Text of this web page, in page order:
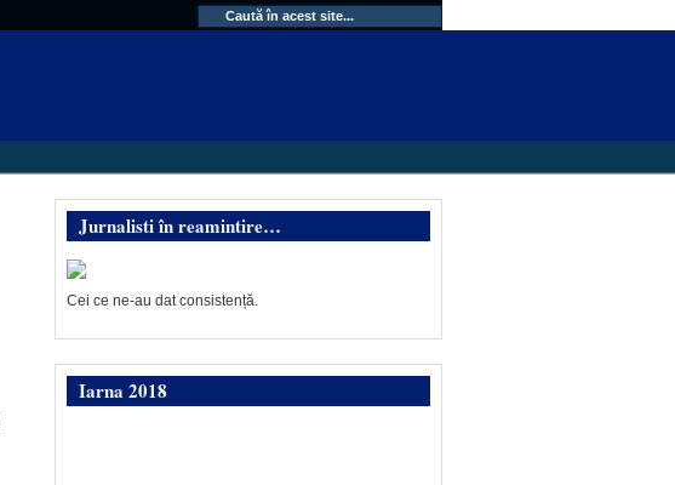
Jurnalisti în reamintire…
Cei ce ne-au dat consistență.
Iarna 2018